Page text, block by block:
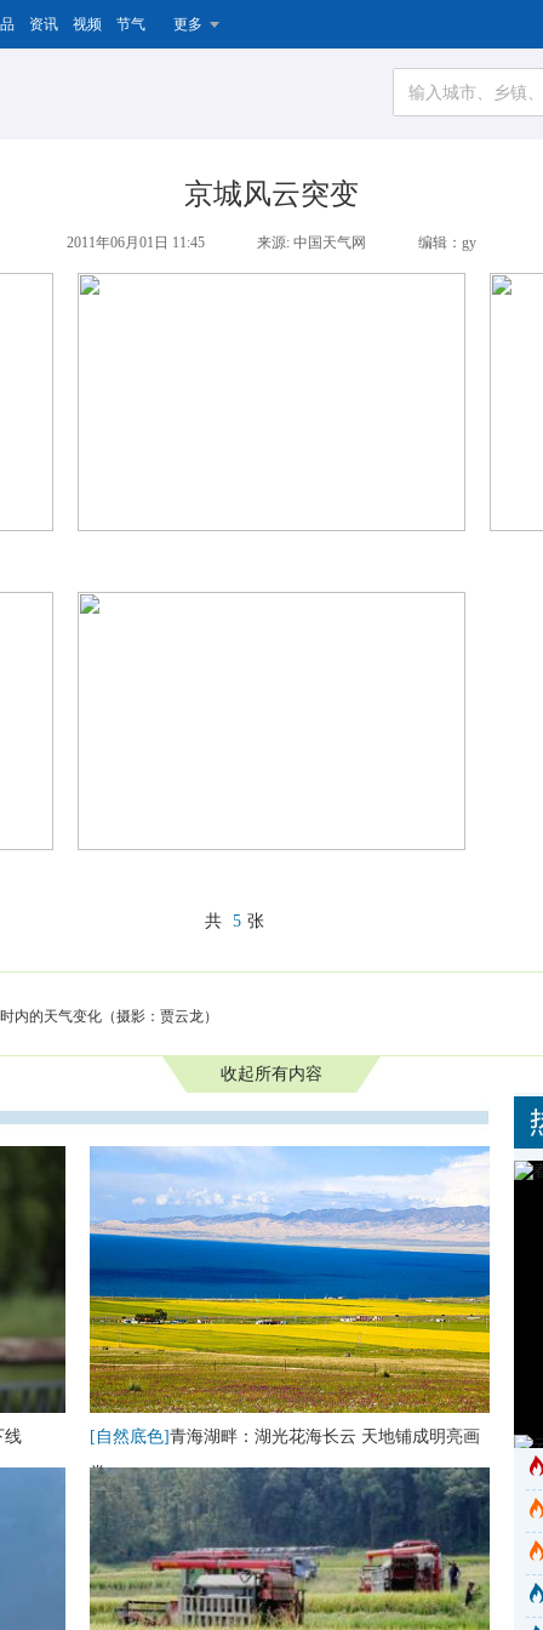
资讯 视频 节气 更多
京城风云突变
2011年06月01日 11:45 来源: 中国天气网 编辑：gy
共 5 张
内的天气变化（摄影：贾云龙）
收起所有内容
线 [自然底色]青海湖畔：湖光花海长云 天地铺成明亮画
卷